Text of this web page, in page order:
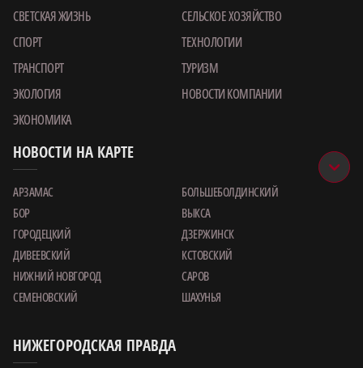
СВЕТСКАЯ ЖИЗНЬ
СЕЛЬСКОЕ ХОЗЯЙСТВО
СПОРТ
ТЕХНОЛОГИИ
ТРАНСПОРТ
ТУРИЗМ
ЭКОЛОГИЯ
НОВОСТИ КОМПАНИИ
ЭКОНОМИКА
НОВОСТИ НА КАРТЕ
АРЗАМАС
БОЛЬШЕБОЛДИНСКИЙ
БОР
ВЫКСА
ГОРОДЕЦКИЙ
ДЗЕРЖИНСК
ДИВЕЕВСКИЙ
КСТОВСКИЙ
НИЖНИЙ НОВГОРОД
САРОВ
СЕМЕНОВСКИЙ
ШАХУНЬЯ
НИЖЕГОРОДСКАЯ ПРАВДА